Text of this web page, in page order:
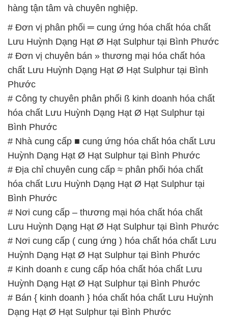
hàng tận tâm và chuyên nghiệp.
# Đơn vị phân phối ═ cung ứng hóa chất hóa chất
Lưu Huỳnh Dạng Hạt Ø Hạt Sulphur tại Bình Phước
# Đơn vị chuyên bán » thương mại hóa chất hóa
chất Lưu Huỳnh Dạng Hạt Ø Hạt Sulphur tại Bình
Phước
# Công ty chuyên phân phối ß kinh doanh hóa chất
hóa chất Lưu Huỳnh Dạng Hạt Ø Hạt Sulphur tại
Bình Phước
# Nhà cung cấp ■ cung ứng hóa chất hóa chất Lưu
Huỳnh Dạng Hạt Ø Hạt Sulphur tại Bình Phước
# Địa chỉ chuyên cung cấp ≈ phân phối hóa chất
hóa chất Lưu Huỳnh Dạng Hạt Ø Hạt Sulphur tại
Bình Phước
# Nơi cung cấp – thương mại hóa chất hóa chất
Lưu Huỳnh Dạng Hạt Ø Hạt Sulphur tại Bình Phước
# Nơi cung cấp ( cung ứng ) hóa chất hóa chất Lưu
Huỳnh Dạng Hạt Ø Hạt Sulphur tại Bình Phước
# Kinh doanh ε cung cấp hóa chất hóa chất Lưu
Huỳnh Dạng Hạt Ø Hạt Sulphur tại Bình Phước
# Bán { kinh doanh } hóa chất hóa chất Lưu Huỳnh
Dạng Hạt Ø Hạt Sulphur tại Bình Phước